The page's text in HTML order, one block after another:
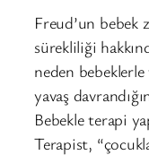
Freud’un
sürekliliği
neden
yavaş
Bebekle terapi
Terapist,